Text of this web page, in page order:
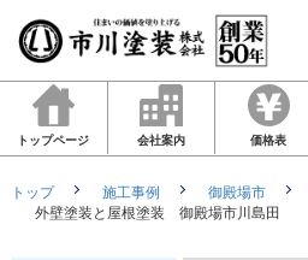
トップページ 会社案内 価格表
トップ 施工事例
御殿場市
外壁塗装と屋根塗装 御殿場市川島田